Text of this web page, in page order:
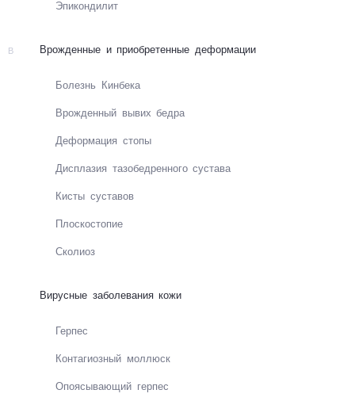
Эпи­кон­ди­лит
В Врожденные и приобретенные деформации
Бо­лезнь Кин­бе­ка
Врожденный вывих бедра
Де­фор­ма­ция сто­пы
Дис­пла­зия та­зо­бед­рен­но­го сус­та­ва
Кис­ты сус­та­вов
Плос­кос­то­пие
Ско­лиоз
Вирусные заболевания кожи
Герпес
Конта­ги­оз­ный мол­люск
Опо­я­сы­ваю­щий гер­пес